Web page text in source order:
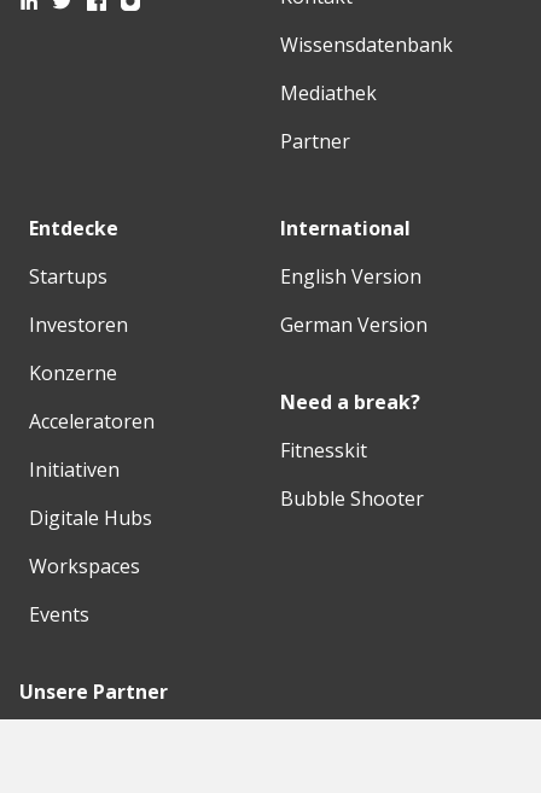
Wissensdatenbank
Mediathek
Partner
Entdecke
Startups
Investoren
Konzerne
Acceleratoren
Initiativen
Digitale Hubs
Workspaces
Events
International
English Version
German Version
Need a break?
Fitnesskit
Bubble Shooter
Unsere Partner